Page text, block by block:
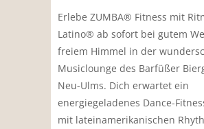
Erlebe ZUMBA® Fitness mit
Latino® ab sofort bei gutem
freiem Himmel in der
Musiclounge des Barfüßer
Neu-Ulms. Dich erwartet ein
energiegeladenes Dance-
mit lateinamerikanischen